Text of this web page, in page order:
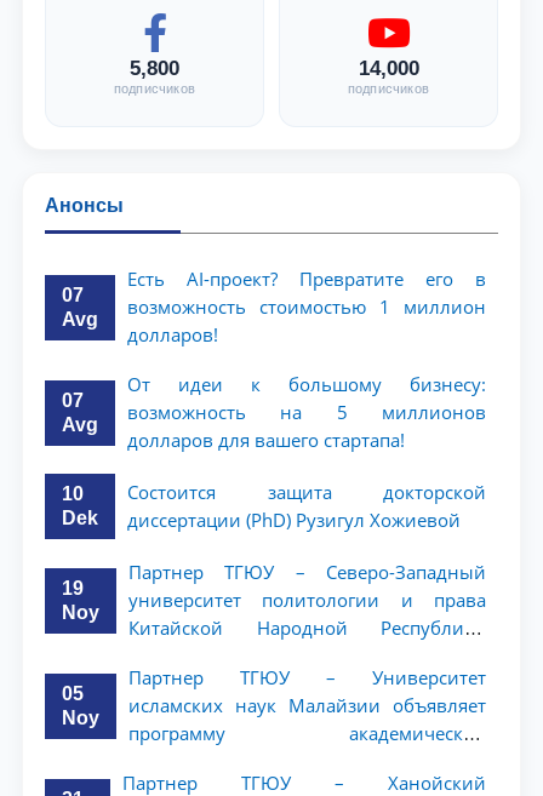
5,800
подписчиков
14,000
подписчиков
Анонсы
07
Avg
Есть AI-проект? Превратите его в
возможность стоимостью 1 миллион
долларов!
07
Avg
От идеи к большому бизнесу:
возможность на 5 миллионов
долларов для вашего стартапа!
10
Dek
Состоится защита докторской
диссертации (PhD) Рузигул Xoжиевой
19
Noy
Партнер ТГЮУ – Северо-Западный
университет политологии и права
Китайской Народной Республики
академической мобильности для
студентов 2–3 курсов
05
Noy
Партнер ТГЮУ – Университет
исламских наук Малайзии объявляет
программу академической
ТГЮУ
Партнер ТГЮУ – Ханойский